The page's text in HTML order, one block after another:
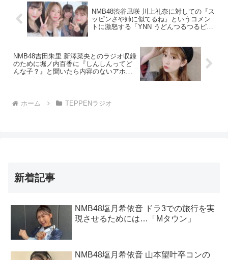
NMB48渋谷凪咲 川上礼奈に対しての『ス
ッピンさや姉に似てるね』というコメン
トに激怒する「YNN うどんつるつるピカ
NMB48吉田朱里 新澤菜央とのラジオ収録
のために堀ノ内百香に『しんしんってど
んな子？』と聞いたら内容のないアホみ
ホーム TEPPENラジオ
新着記事
NMB48塩月希依音 ドラ3での旅行を実
現させるためには…「Mタウン」
NMB48塩月希依音 山本望叶卒コンの